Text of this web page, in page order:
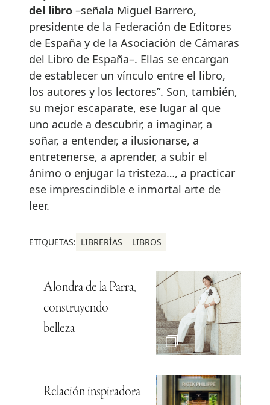
del libro –señala Miguel Barrero,
presidente de la Federación de Editores
de España y de la Asociación de Cámaras
del Libro de España–. Ellas se encargan
de establecer un vínculo entre el libro,
los autores y los lectores”. Son, también,
su mejor escaparate, ese lugar al que
uno acude a descubrir, a imaginar, a
soñar, a entender, a ilusionarse, a
entretenerse, a aprender, a subir el
ánimo o enjugar la tristeza…, a practicar
ese imprescindible e inmortal arte de
leer.
ETIQUETAS: LIBRERÍAS LIBROS
Alondra de la Parra,
construyendo
belleza
Relación inspiradora